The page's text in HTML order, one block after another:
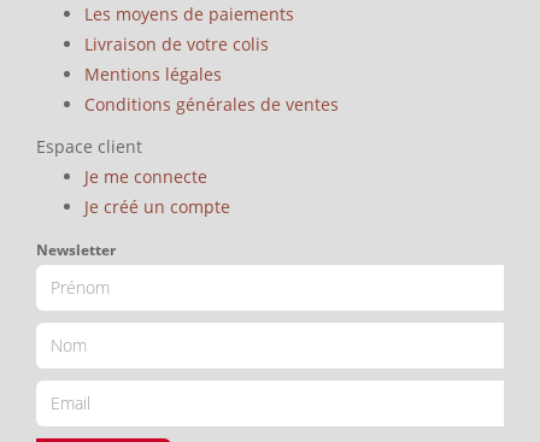
Les moyens de paiements
Livraison de votre colis
Mentions légales
Conditions générales de ventes
Espace client
Je me connecte
Je créé un compte
Newsletter